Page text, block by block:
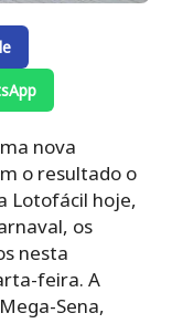
nova
o resultado o
Lotofácil hoje,
os
nesta
feira. A
Sena,